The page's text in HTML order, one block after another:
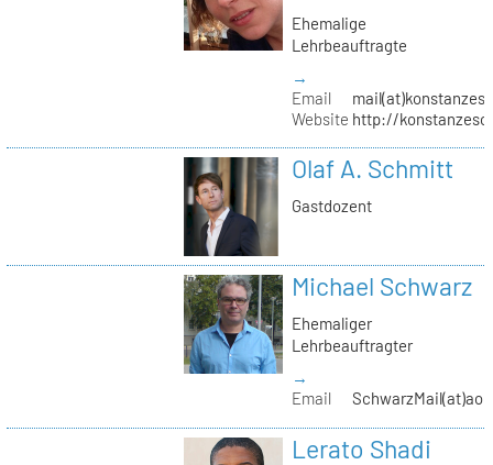
Ehemalige
Lehrbeauftragte
→
Email
Website http://
Olaf A. Schmitt
Gastdozent
Michael Schwarz
Ehemaliger
Lehrbeauftragter
→
Email
Lerato Shadi